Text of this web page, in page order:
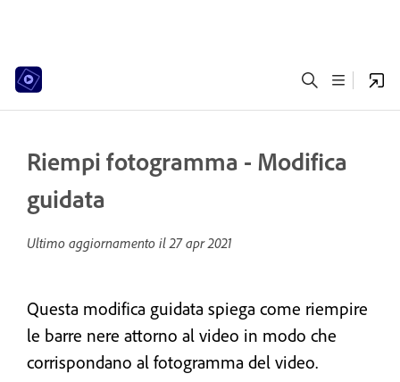
Riempi fotogramma - Modifica
guidata
Ultimo aggiornamento il27 apr 2021
Questa modifica guidata spiega come riempire
le barre nere attorno al video in modo che
corrispondano al fotogramma del video.